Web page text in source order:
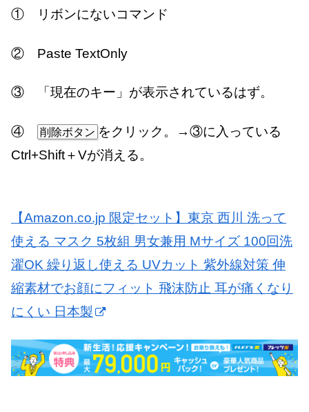
① リボンにないコマンド
② Paste TextOnly
③ 「現在のキー」が表示されているはず。
④ 削除ボタン をクリック。→③に入っている
Ctrl+Shift＋Vが消える。
【Amazon.co.jp 限定セット】東京 西川 洗って
使える マスク 5枚組 男女兼用 Mサイズ 100回洗
濯OK 繰り返し使える UVカット 紫外線対策 伸
縮素材でお顔にフィット 飛沫防止 耳が痛くなり
にくい 日本製